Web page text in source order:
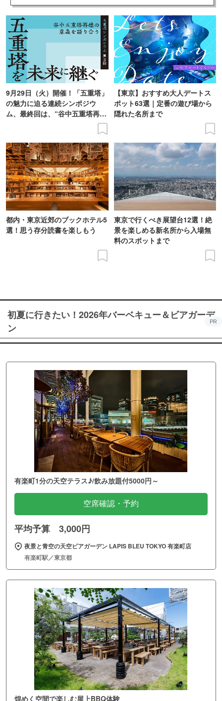
9月29日（火）開催！「五重塔」
の魅力に迫る連続シンポジウ
ム、最終回は、“谷中五重塔再建
【東京】おすすめ大人デートス
ポット63選｜定番の遊び場から
隠れた名所まで
都内・東京近郊のブックホテル5
選！思う存分読書を楽しもう
東京で行くべき展望台12選！絶
景を楽しめる新名所から入場無
料のスポットまで
初夏に行きたい！2026年バーベキュー＆ビアガーデ
ン
PR
有楽町1分の天空テラス♪/飲み放題付5000円～
空席確認・予約
平均予算 3,000円
夜景と青空の天空ビアガーデン LAPIS BLEU TOKYO 有楽町店
有楽町駅／東京都
煌めく空間で楽しむ屋上BBQ体験